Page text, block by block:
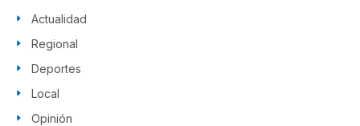
Actualidad
Regional
Deportes
Local
Opinión